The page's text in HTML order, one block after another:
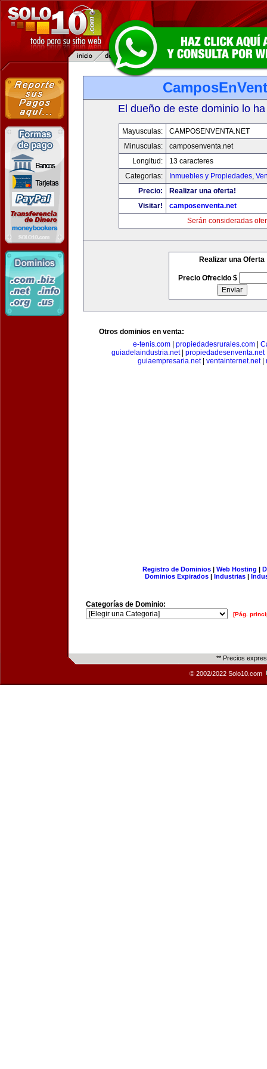
El dueño de este dominio lo
Mayusculas:
CAMPOSENVENTA.NET
Minusculas:
camposenventa.net
Longitud:
13 caracteres
Categorias:
Inmuebles y Propiedades,
Precio:
Realizar una oferta!
Visitar!
camposenventa.net
Serán consideradas
Realizar una Oferta
Precio Ofrecido $
Otros dominios en venta:
e-tenis.com
propiedadesrurales.com
guiadelaindustria.net propiedadesenventa.net
guiaempresaria.net| ventainternet.net|
Registro de Dominios| Web Hosting |
Dominios Expirados | Industrias |
Categorías de Dominio:
[Pág.
** Precios
© 2002/2022 Solo10.com